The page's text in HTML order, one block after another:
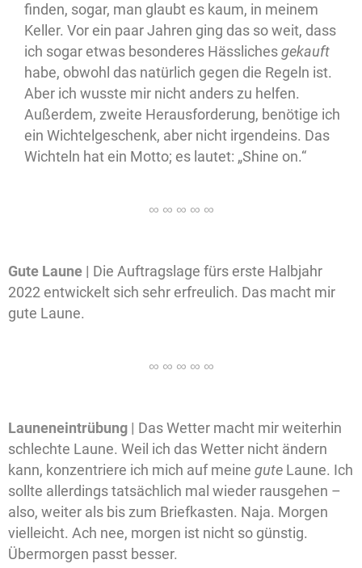
finden, sogar, man glaubt es kaum, in meinem
Keller. Vor ein paar Jahren ging das so weit, dass
ich sogar etwas besonderes Hässlichesgekauft
habe, obwohl das natürlich gegen die Regeln ist.
Aber ich wusste mir nicht anders zu helfen.
Außerdem, zweite Herausforderung, benötige ich
ein Wichtelgeschenk, aber nicht irgendeins. Das
Wichteln hat ein Motto; es lautet: „Shine on.“
Gute Laune | Die Auftragslage fürs erste Halbjahr
2022 entwickelt sich sehr erfreulich. Das macht mir
gute Laune.
Launeneintrübung | Das Wetter macht mir weiterhin
schlechte Laune. Weil ich das Wetter nicht ändern
kann, konzentriere ich mich auf meine gute Laune. Ich
sollte allerdings tatsächlich mal wieder rausgehen –
also, weiter als bis zum Briefkasten. Naja. Morgen
vielleicht. Ach nee, morgen ist nicht so günstig.
Übermorgen passt besser.